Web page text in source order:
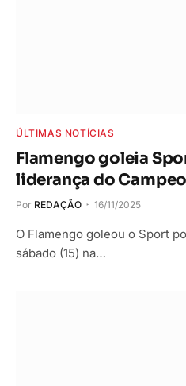
ÚLTIMAS NOTÍCIAS
Flamengo goleia
liderança do
Por REDAÇÃO 16/11/2025
O Flamengo goleou o Sport
sábado (15) na…